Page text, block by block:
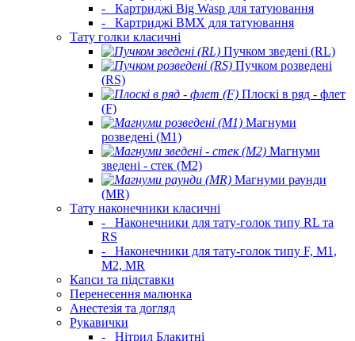
-
Картриджі Big Wasp для татуювання
-
Картриджі BMX для татуювання
Тату голки класичні
Пучком зведені (RL)
Пучком розведені
(RS)
Плоскі в ряд - флет
(F)
Магнуми
розведені (M1)
Магнуми
зведені - стек (M2)
Магнуми раунди
(MR)
Тату наконечники класичні
-
Наконечники для тату-голок типу RL та
RS
-
Наконечники для тату-голок типу F, M1,
M2, MR
Капси та підставки
Перенесення малюнка
Анестезія та догляд
Рукавички
-
Нітрил Блакитні